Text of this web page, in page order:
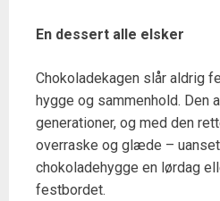
En dessert alle elsker
Chokoladekagen slår aldrig
hygge og sammenhold. Den
generationer, og med den
overraske og glæde –
chokoladehygge en lørdag
festbordet.